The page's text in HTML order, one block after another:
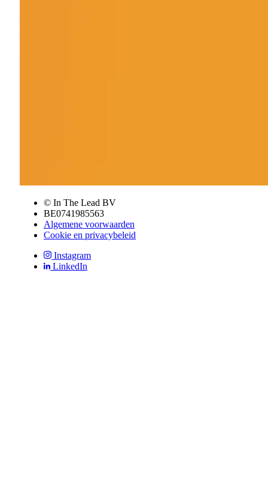
© In The Lead BV
BE0741985563
Algemene voorwaarden
Cookie en privacybeleid
Instagram
LinkedIn